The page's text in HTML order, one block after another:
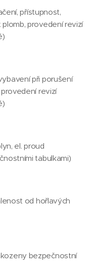
přístupnost,
provedení revizí
při porušení
revizí
el. proud
tabulkami)
od hořlavých
bezpečnostní